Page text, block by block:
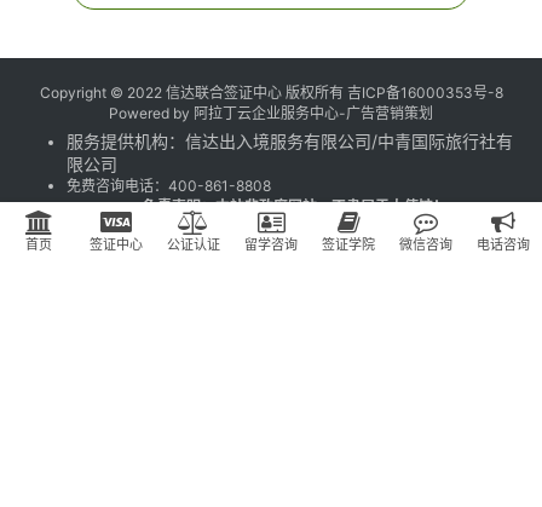
Copyright © 2022 信达联合签证中心 版权所有 吉ICP备16000353号-8
Powered by 阿拉丁云企业服务中心-广告营销策划
服务提供机构： 信达出入境服务有限公司/中青国际旅行社有
限公司
免费咨询电话： 400-861-8808
免责声明：本站非政府网站，不隶属于大使馆！
领区划分：✅沈阳✅北京✅上海✅广州
公司优势：旅游签证，留学签证，商务签证，探亲访友签证，
首页 签证中心 公证认证 留学咨询 签证学院 微信咨询 电话咨询